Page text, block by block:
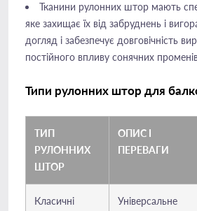
Тканини рулонних штор мають
яке захищає їх від забруднень і
догляд і забезпечує довговічність
постійного впливу сонячних
Типи рулонних штор для
ТИП
РУЛОННИХ
ШТОР
ОПИС І
ПЕРЕВАГИ
Класичні
Універсальне